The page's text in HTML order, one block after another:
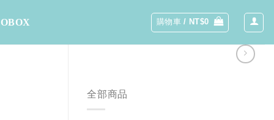
購物車 / NT$0
全部商品